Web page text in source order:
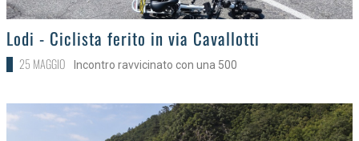
>Lodi - Ciclista ferito in via Cavallotti
25 MAGGIO Incontro ravvicinato con una 500